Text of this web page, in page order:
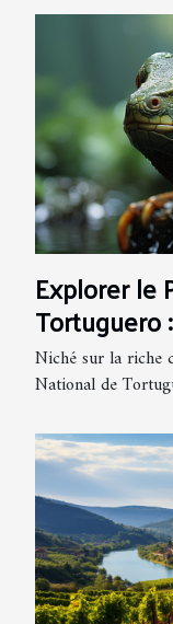
Explorer le
Tortuguero
découvrir
Costa Rica
Niché sur la riche
National de